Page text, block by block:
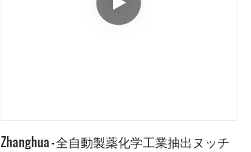
Zhanghua - 全自動製薬化学工業抽出ヌッチ